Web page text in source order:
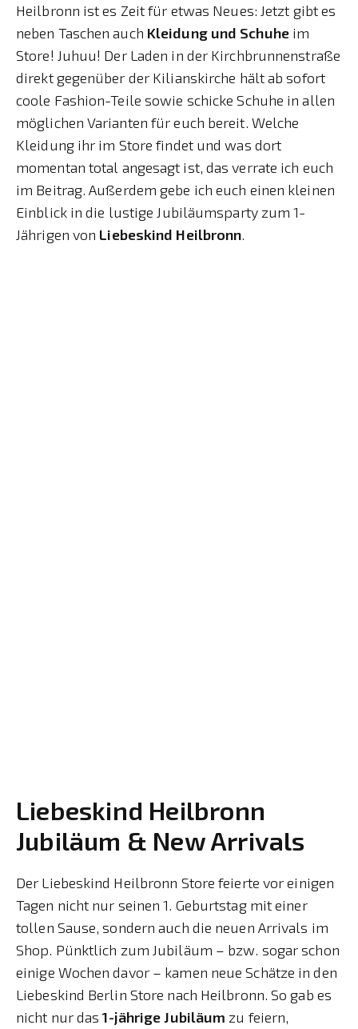
Heilbronn ist es Zeit für etwas Neues: Jetzt gibt es
neben Taschen auch Kleidung und Schuheim
Store! Juhuu! Der Laden in der Kirchbrunnenstraße
direkt gegenüber der Kilianskirche hält ab sofort
coole Fashion-Teile sowie schicke Schuhe in allen
möglichen Varianten für euch bereit. Welche
Kleidung ihr im Store findet und was dort
momentan total angesagt ist, das verrate ich euch
im Beitrag. Außerdem gebe ich euch einen kleinen
Einblick in die lustige Jubiläumsparty zum 1-
Jährigen von Liebeskind Heilbronn.
Liebeskind Heilbronn
Jubiläum & New Arrivals
Der Liebeskind Heilbronn Store feierte vor einigen
Tagen nicht nur seinen 1. Geburtstag mit einer
tollen Sause, sondern auch die neuen Arrivals im
Shop. Pünktlich zum Jubiläum – bzw. sogar schon
einige Wochen davor – kamen neue Schätze in den
Liebeskind Berlin Store nach Heilbronn. So gab es
nicht nur das1-jährige Jubiläum zu feiern,